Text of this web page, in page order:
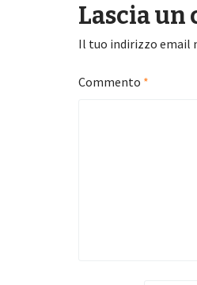
Lascia un
Il tuo indirizzo email
Commento *